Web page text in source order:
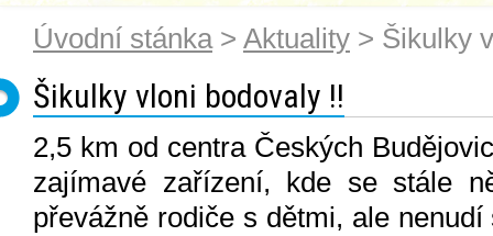
Úvodní stánka> Aktuality > Šikulky
Šikulky vloni bodovaly !!
2,5 km od centra Českých
zajímavé zařízení, kde se stále
převážně rodiče s dětmi, ale